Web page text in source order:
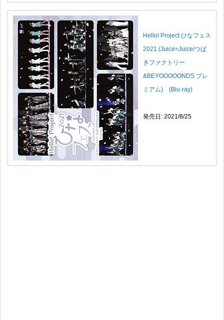
Hello! Project ひなフェス
2021 (Juice=Juice/つば
きファクトリー
&BEYOOOOONDS プレ
ミアム) (Blu-ray)
発売日: 2021/8/25